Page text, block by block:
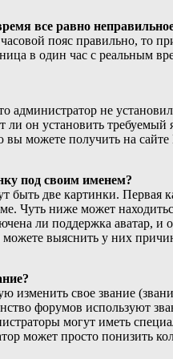
все равно
пояс правильно, то
в один час с реальным
администратор не
ли он установить
можете получить на
под своим именем?
быть две картинки.
Чуть ниже может
ли поддержка аватар,
выяснить у них
свое звание
форумов используют
могут иметь
может просто понизить